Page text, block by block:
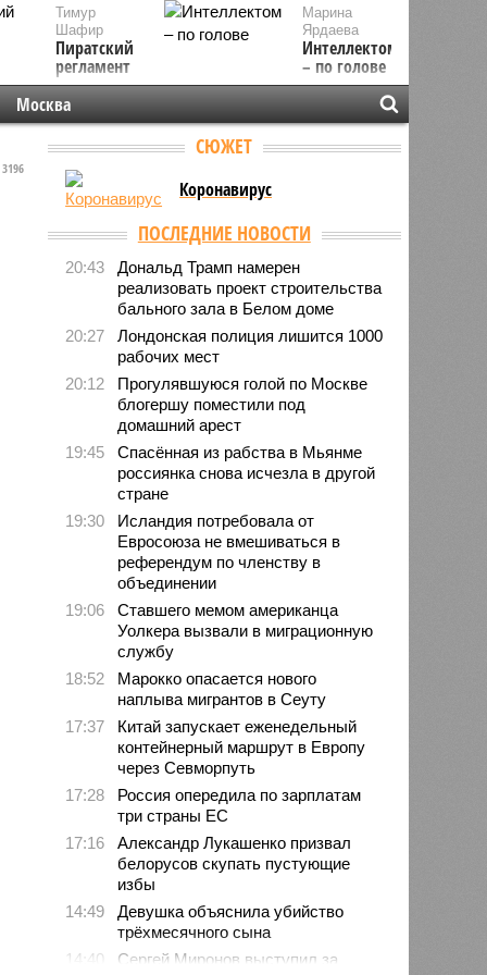
Марина
Ярдаева
Интеллектом
– по голове
Тимур
Шафир
Пиратский
регламент
Москва
3196
СЮЖЕТ
Коронавирус
ПОСЛЕДНИЕ НОВОСТИ
20:43
Дональд Трамп намерен
реализовать проект строительства
бального зала в Белом доме
20:27
Лондонская полиция лишится 1000
рабочих мест
20:12
Прогулявшуюся голой по Москве
блогершу поместили под
домашний арест
19:45
Спасённая из рабства в Мьянме
россиянка снова исчезла в другой
стране
19:30
Исландия потребовала от
Евросоюза не вмешиваться в
референдум по членству в
объединении
19:06
Ставшего мемом американца
Уолкера вызвали в миграционную
службу
18:52
Марокко опасается нового
наплыва мигрантов в Сеуту
17:37
Китай запускает еженедельный
контейнерный маршрут в Европу
через Севморпуть
17:28
Россия опередила по зарплатам
три страны ЕС
17:16
Александр Лукашенко призвал
белорусов скупать пустующие
избы
14:49
Девушка объяснила убийство
трёхмесячного сына
14:40
Сергей Миронов выступил за